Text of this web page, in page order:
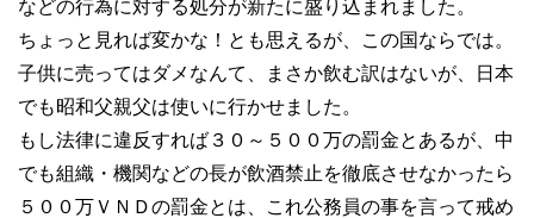
などの行為に対する処分が新たに盛り込まれました。
ちょっと見れば変かな！とも思えるが、この国ならでは。
子供に売ってはダメなんて、まさか飲む訳はないが、日本
でも昭和父親父は使いに行かせました。
もし法律に違反すれば３０～５００万の罰金とあるが、中
でも組織・機関などの長が飲酒禁止を徹底させなかったら
５００万ＶＮＤの罰金とは、これ公務員の事を言って戒め